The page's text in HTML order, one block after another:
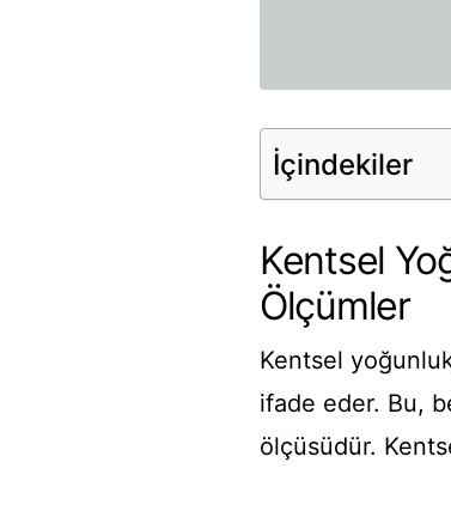
İçindekiler
Kentsel
Ölçümler
Kentsel
ifade eder. Bu,
ölçüsüdür.